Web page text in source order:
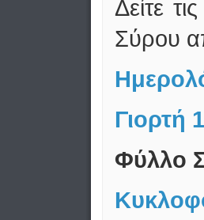
Δείτε
Σύρου
Γιορτή
Φύλλο